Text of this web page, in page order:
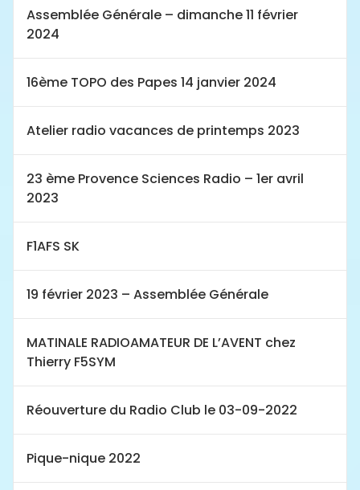
Assemblée Générale – dimanche 11 février
2024
16ème TOPO des Papes 14 janvier 2024
Atelier radio vacances de printemps 2023
23 ème Provence Sciences Radio – 1er avril
2023
F1AFS SK
19 février 2023 – Assemblée Générale
MATINALE RADIOAMATEUR DE L’AVENT chez
Thierry F5SYM
Réouverture du Radio Club le 03-09-2022
Pique-nique 2022